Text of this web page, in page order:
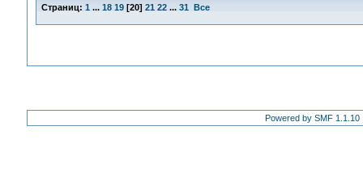
Страниц: 1 ... 18 19[20] 21 22 ... 31 Все
Powered by SMF 1.1.10